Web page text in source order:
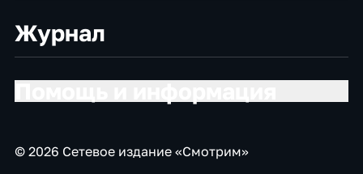
Журнал
© 2026 Сетевое издание «Смотрим»